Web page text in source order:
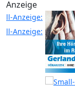
Anzeige